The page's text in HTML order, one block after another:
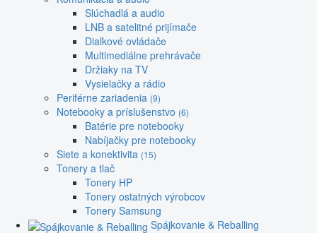
Slúchadlá a audio
LNB a satelitné prijímače
Diaľkové ovládače
Multimediálne prehrávače
Držiaky na TV
Vysielačky a rádio
Periférne zariadenia (9)
Notebooky a príslušenstvo (6)
Batérie pre notebooky
Nabíjačky pre notebooky
Siete a konektivita (15)
Tonery a tlač
Tonery HP
Tonery ostatných výrobcov
Tonery Samsung
Spájkovanie & Reballing